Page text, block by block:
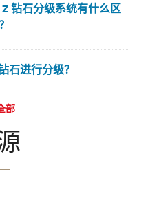
钻石分级系统有什么区
石进行分级？
部